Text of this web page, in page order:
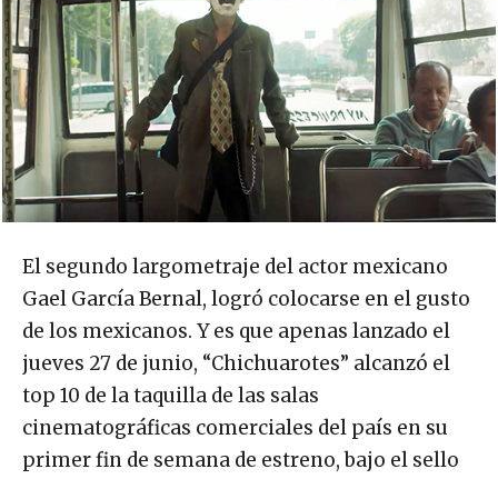
El segundo largometraje del actor mexicano
Gael García Bernal, logró colocarse en el gusto
de los mexicanos. Y es que apenas lanzado el
jueves 27 de junio, “Chichuarotes” alcanzó el
top 10 de la taquilla de las salas
cinematográficas comerciales del país en su
primer fin de semana de estreno, bajo el sello